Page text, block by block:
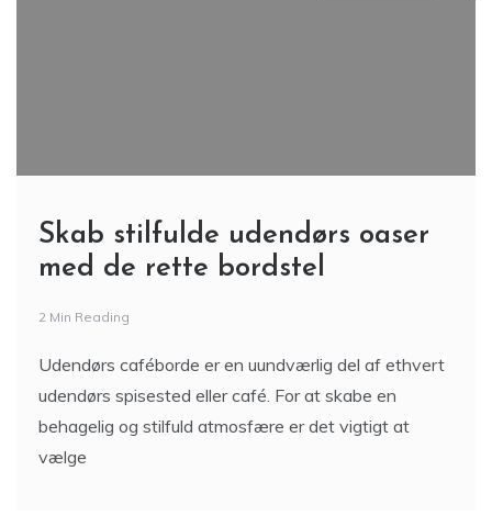
Skab stilfulde udendørs oaser
med de rette bordstel
2 Min Reading
Udendørs caféborde er en uundværlig del af ethvert
udendørs spisested eller café. For at skabe en
behagelig og stilfuld atmosfære er det vigtigt at
vælge